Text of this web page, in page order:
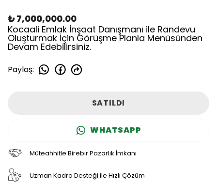
₺ 7,000,000.00
Kocaali Emlak İnşaat Danışmanı ile Randevu
Oluşturmak İçin Görüşme Planla Menüsünden
Devam Edebilirsiniz.
Paylaş:
SATILDI
WHATSAPP
Müteahhitle Birebir Pazarlık İmkanı
Uzman Kadro Desteği ile Hızlı Çözüm